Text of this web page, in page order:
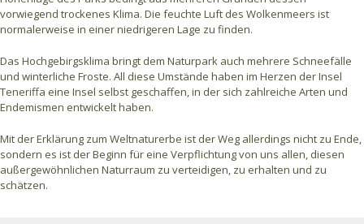
vorwiegend trockenes Klima. Die feuchte Luft des Wolkenmeers ist
normalerweise in einer niedrigeren Lage zu finden.
Das Hochgebirgsklima bringt dem Naturpark auch mehrere Schneefälle
und winterliche Froste. All diese Umstände haben im Herzen der Insel
Teneriffa eine Insel selbst geschaffen, in der sich zahlreiche Arten und
Endemismen entwickelt haben.
Mit der Erklärung zum Weltnaturerbe ist der Weg allerdings nicht zu Ende,
sondern es ist der Beginn für eine Verpflichtung von uns allen, diesen
außergewöhnlichen Naturraum zu verteidigen, zu erhalten und zu
schätzen.